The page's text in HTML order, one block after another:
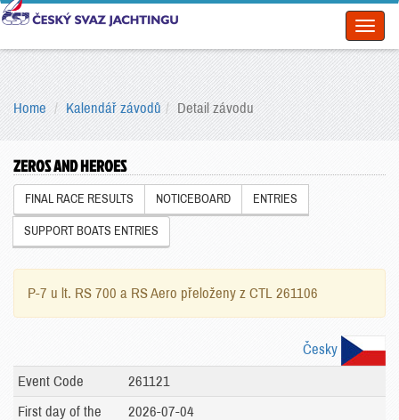
Home Kalendář závodů Detail závodu
ZEROS AND HEROES
FINAL RACE RESULTS NOTICEBOARD ENTRIES
SUPPORT BOATS ENTRIES
P-7 u lt. RS 700 a RS Aero přeloženy z CTL 261106
Česky
Event Code
261121
First day of the
2026-07-04